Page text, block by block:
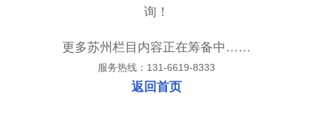
询！
更多苏州栏目内容正在筹备中……
服务热线：131-6619-8333
返回首页